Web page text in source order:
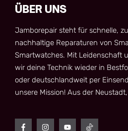
ÜBER UNS
Jamborepair steht für schnelle,
nachhaltige Reparaturen von
Smartwatches. Mit Leidenschaft
wir deine Technik wieder in
oder deutschlandweit per
unsere Mission! Aus der